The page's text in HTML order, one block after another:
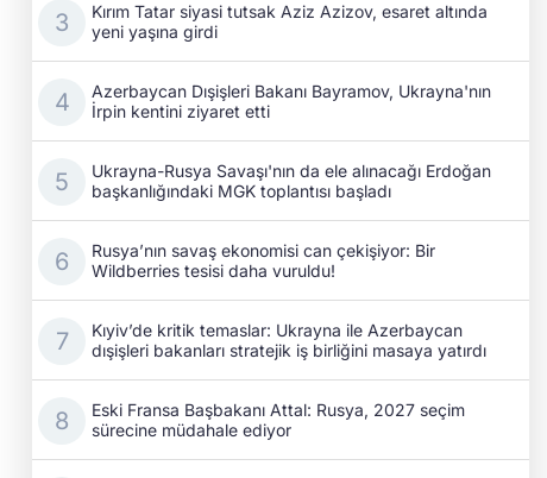
Kırım Tatar siyasi tutsak Aziz Azizov, esaret altında
yeni yaşına girdi
Azerbaycan Dışişleri Bakanı Bayramov, Ukrayna'nın
İrpin kentini ziyaret etti
Ukrayna-Rusya Savaşı'nın da ele alınacağı Erdoğan
başkanlığındaki MGK toplantısı başladı
Rusya’nın savaş ekonomisi can çekişiyor: Bir
Wildberries tesisi daha vuruldu!
Kıyiv’de kritik temaslar: Ukrayna ile Azerbaycan
dışişleri bakanları stratejik iş birliğini masaya yatırdı
Eski Fransa Başbakanı Attal: Rusya, 2027 seçim
sürecine müdahale ediyor